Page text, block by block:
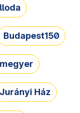
Budapest150
Jurányi Ház